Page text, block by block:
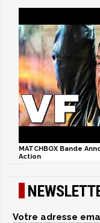
MATCHBOX Bande
Action
Votre adresse